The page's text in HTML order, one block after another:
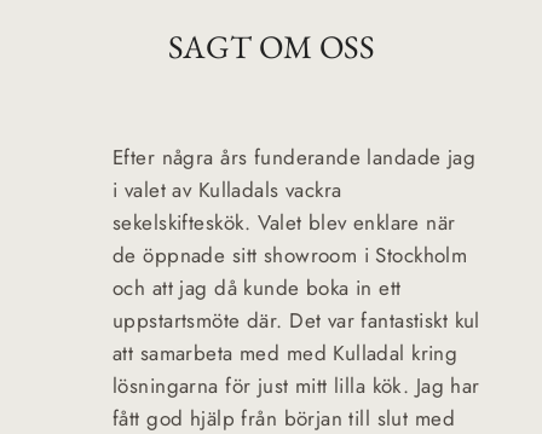
SAGT OM OSS
Efter några års funderande landade jag
i valet av Kulladals vackra
sekelskifteskök. Valet blev enklare när
de öppnade sitt showroom i Stockholm
och att jag då kunde boka in ett
uppstartsmöte där. Det var fantastiskt kul
att samarbeta med med Kulladal kring
lösningarna för just mitt lilla kök. Jag har
fått god hjälp från början till slut med